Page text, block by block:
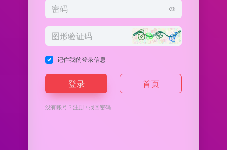
记住我的登录信息
登录 首页
没有账号？注册/找回密码